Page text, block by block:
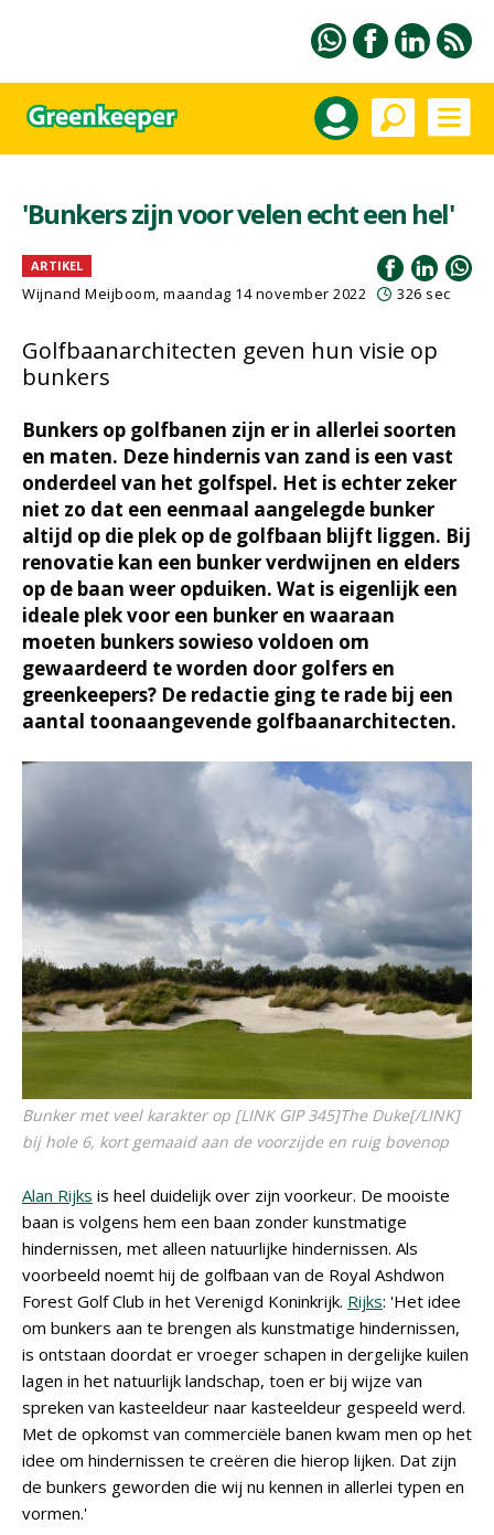
'Bunkers zijn voor velen echt een hel'
ARTIKEL
Wijnand Meijboom, maandag 14 november 2022 326 sec
Golfbaanarchitecten geven hun visie op
bunkers
Bunkers op golfbanen zijn er in allerlei soorten
en maten. Deze hindernis van zand is een vast
onderdeel van het golfspel. Het is echter zeker
niet zo dat een eenmaal aangelegde bunker
altijd op die plek op de golfbaan blijft liggen. Bij
renovatie kan een bunker verdwijnen en elders
op de baan weer opduiken. Wat is eigenlijk een
ideale plek voor een bunker en waaraan
moeten bunkers sowieso voldoen om
gewaardeerd te worden door golfers en
greenkeepers? De redactie ging te rade bij een
aantal toonaangevende golfbaanarchitecten.
Bunker met veel karakter op [LINK GIP 345]The Duke[/LINK]
bij hole 6, kort gemaaid aan de voorzijde en ruig bovenop
Alan Rijks is heel duidelijk over zijn voorkeur. De mooiste
baan is volgens hem een baan zonder kunstmatige
hindernissen, met alleen natuurlijke hindernissen. Als
voorbeeld noemt hij de golfbaan van de Royal Ashdwon
Forest Golf Club in het Verenigd Koninkrijk. Rijks: 'Het idee
om bunkers aan te brengen als kunstmatige hindernissen,
is ontstaan doordat er vroeger schapen in dergelijke kuilen
lagen in het natuurlijk landschap, toen er bij wijze van
spreken van kasteeldeur naar kasteeldeur gespeeld werd.
Met de opkomst van commerciële banen kwam men op het
idee om hindernissen te creëren die hierop lijken. Dat zijn
de bunkers geworden die wij nu kennen in allerlei typen en
vormen.'